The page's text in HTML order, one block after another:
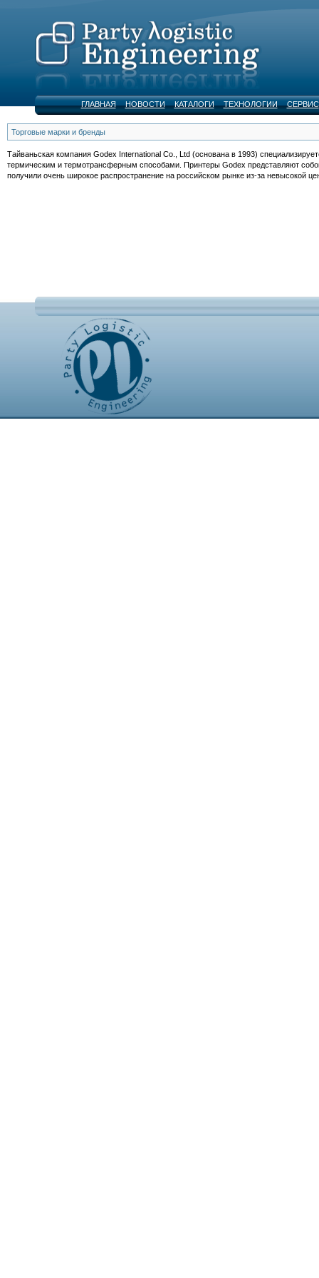
ГЛАВНАЯ НОВОСТИ КАТАЛОГИ ТЕХНОЛОГИИ СЕРВИС
Торговые марки и бренды
Тайваньская компания Godex International Co., Ltd (основана в 1993)
термическим и термотрансферным способами. Принтеры Godex представляют
получили очень широкое распространение на российском рынке из-за невысокой